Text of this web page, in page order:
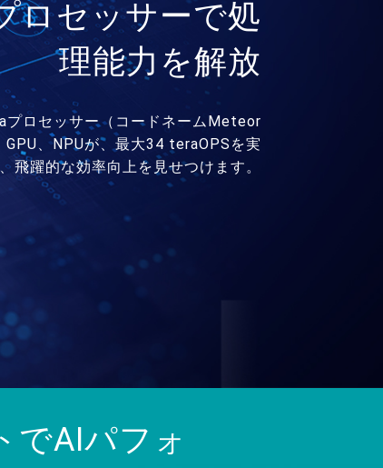
ロセッサーで処
理能力を解放
ロセッサー（コードネームMeteor
、NPUが、最大34 teraOPSを実
飛躍的な効率向上を見せつけます。
でAIパフォ